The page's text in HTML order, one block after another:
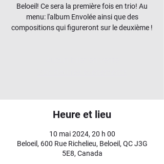
Beloeil! Ce sera la première fois en trio! Au
menu: l'album Envolée ainsi que des
compositions qui figureront sur le deuxième !
Heure et lieu
10 mai 2024, 20 h 00
Beloeil, 600 Rue Richelieu, Beloeil, QC J3G
5E8, Canada